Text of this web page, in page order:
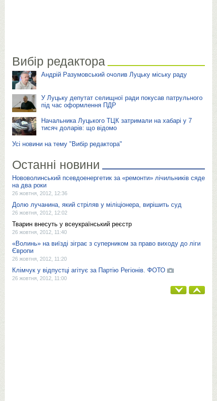
Вибір редактора
Андрій Разумовський очолив Луцьку міську раду
У Луцьку депутат селищної ради покусав патрульного
під час оформлення ПДР
Начальника Луцького ТЦК затримали на хабарі у 7
тисяч доларів: що відомо
Усі новини на тему "Вибір редактора"
Останні новини
Нововолинський псевдоенергетик за «ремонти» лічильників сяде
на два роки
26 жовтня, 2012, 12:36
Долю лучанина, який стріляв у міліціонера, вирішить суд
26 жовтня, 2012, 12:02
Тварин внесуть у всеукраїнський реєстр
26 жовтня, 2012, 11:40
«Волинь» на виїзді зіграє з суперником за право виходу до ліги
Європи
26 жовтня, 2012, 11:20
Клімчук у відпустці агітує за Партію Регіонів. ФОТО
26 жовтня, 2012, 11:00